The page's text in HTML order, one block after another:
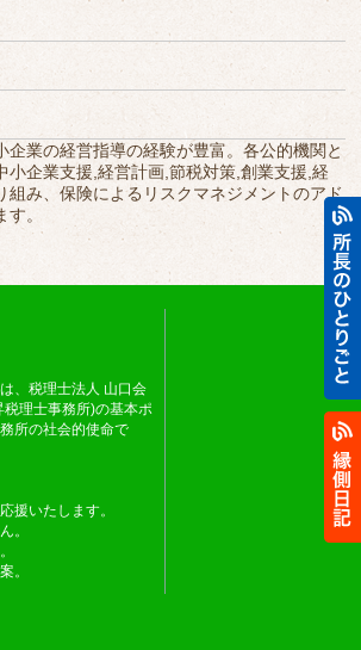
企業の経営指導の経験が豊富。各公的機関と
小企業支援,経営計画,節税対策,創業支援,経
組み、保険によるリスクマネジメントのアド
。
、税理士法人 山口会
理士事務所)の基本ポ
所の社会的使命で
援いたします。
。
。